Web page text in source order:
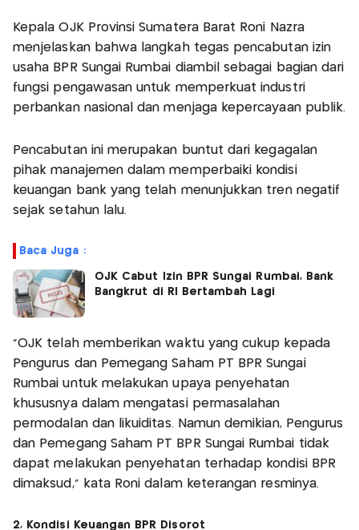
Kepala OJK Provinsi Sumatera Barat Roni Nazra
menjelaskan bahwa langkah tegas pencabutan izin
usaha BPR Sungai Rumbai diambil sebagai bagian dari
fungsi pengawasan untuk memperkuat industri
perbankan nasional dan menjaga kepercayaan publik.
Pencabutan ini merupakan buntut dari kegagalan
pihak manajemen dalam memperbaiki kondisi
keuangan bank yang telah menunjukkan tren negatif
sejak setahun lalu.
Baca Juga :
OJK Cabut Izin BPR Sungai Rumbai, Bank
Bangkrut di RI Bertambah Lagi
“OJK telah memberikan waktu yang cukup kepada
Pengurus dan Pemegang Saham PT BPR Sungai
Rumbai untuk melakukan upaya penyehatan
khususnya dalam mengatasi permasalahan
permodalan dan likuiditas. Namun demikian, Pengurus
dan Pemegang Saham PT BPR Sungai Rumbai tidak
dapat melakukan penyehatan terhadap kondisi BPR
dimaksud,” kata Roni dalam keterangan resminya.
2, Kondisi Keuangan BPR Disorot